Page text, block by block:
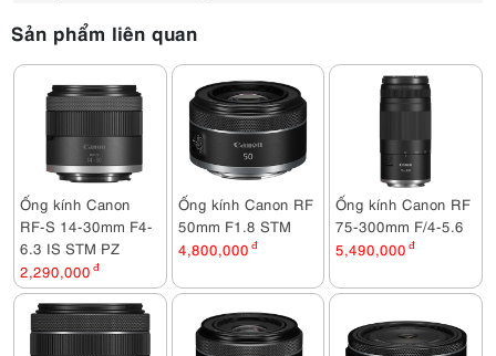
Sản phẩm liên quan
Ống kính Canon
RF-S 14-30mm F4-
6.3 IS STM PZ
2,290,000 đ
Ống kính Canon RF
50mm F1.8 STM
4,800,000 đ
Ống kính Canon RF
75-300mm F/4-5.6
5,490,000 đ